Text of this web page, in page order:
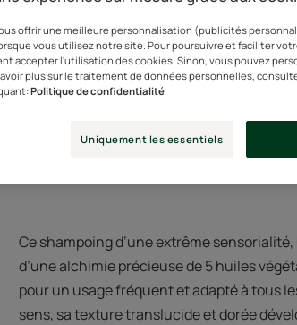
Actifs 100%
Tube Tube
50ml Tube
Point de
Ce shampoing d’une extrême
d’une alchimie précieuse de 5 huiles
pour un usage fréquent et adapté à tous
sens, sa texture translucide et dorée
offrir une meilleure personnalisation (publicités
vous utilisez notre site. Pour poursuivre et faciliter
accepter l'utilisation des cookies. Sinon, vous pouvez
plus sur le traitement de données personnelles,
Politique de confidentialité
Uniquement les essentiels